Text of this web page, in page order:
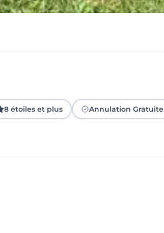
8 étoiles et plus Annulation Gratuite